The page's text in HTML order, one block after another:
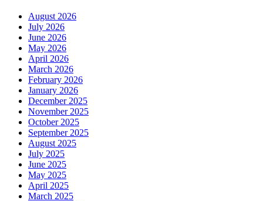
August 2026
July 2026
June 2026
May 2026
April 2026
March 2026
February 2026
January 2026
December 2025
November 2025
October 2025
September 2025
August 2025
July 2025
June 2025
May 2025
April 2025
March 2025